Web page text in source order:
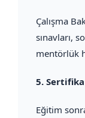
Çalışma
sınavları,
mentörlük
5.
Eğitim